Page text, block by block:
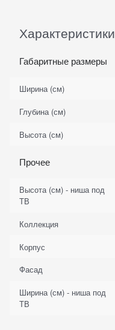
Характеристики
Габаритные размеры
Ширина (см)
Глубина (см)
Высота (см)
Прочее
Высота (см) - ниша под
ТВ
Коллекция
Корпус
Фасад
Ширина (см) - ниша под
ТВ